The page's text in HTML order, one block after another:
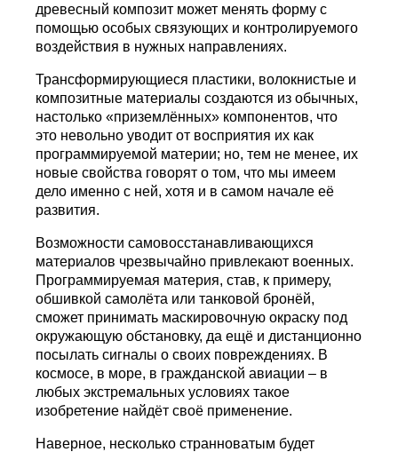
древесный композит может менять форму с
помощью особых связующих и контролируемого
воздействия в нужных направлениях.
Трансформирующиеся пластики, волокнистые и
композитные материалы создаются из обычных,
настолько «приземлённых» компонентов, что
это невольно уводит от восприятия их как
программируемой материи; но, тем не менее, их
новые свойства говорят о том, что мы имеем
дело именно с ней, хотя и в самом начале её
развития.
Возможности самовосстанавливающихся
материалов чрезвычайно привлекают военных.
Программируемая материя, став, к примеру,
обшивкой самолёта или танковой бронёй,
сможет принимать маскировочную окраску под
окружающую обстановку, да ещё и дистанционно
посылать сигналы о своих повреждениях. В
космосе, в море, в гражданской авиации – в
любых экстремальных условиях такое
изобретение найдёт своё применение.
Наверное, несколько странноватым будет